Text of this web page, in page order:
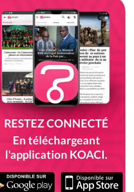
RESTEZ CONNECTÉ
En téléchargeant
l'application KOACI.